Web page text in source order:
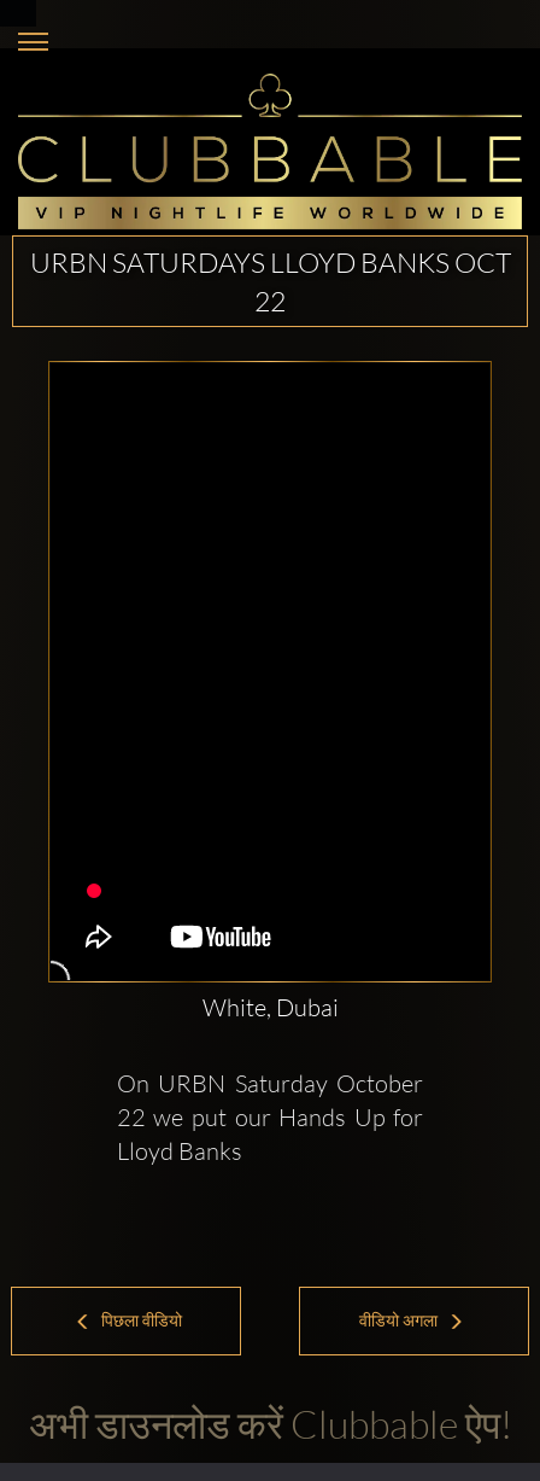
URBN SATURDAYS LLOYD BANKS OCT
22
White, Dubai
On URBN Saturday October
22 we put our Hands Up for
Lloyd Banks
पिछला वीडियो वीडियो अगला
अभी डाउनलोड करें Clubbable ऐप!